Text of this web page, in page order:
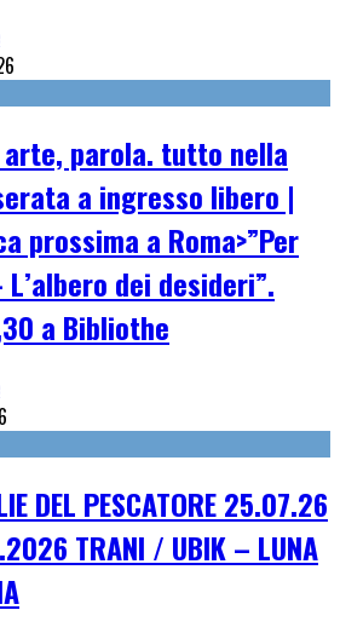
arte, parola. tutto nella
a ingresso libero |
prossima a Roma>”Per
dei desideri”.
a Bibliothe
DEL PESCATORE 25.07.26
TRANI / UBIK – LUNA